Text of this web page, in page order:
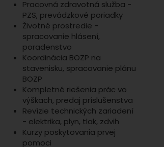
Pracovná zdravotná služba -
PZS, prevádzkové poriadky
Životné prostredie -
spracovanie hlásení,
poradenstvo
Koordinácia BOZP na
stavenisku, spracovanie plánu
BOZP
Kompletné riešenia prác vo
výškach, predaj príslušenstva
Revízie technických zariadení
- elektrika, plyn, tlak, zdvih
Kurzy poskytovania prvej
pomoci